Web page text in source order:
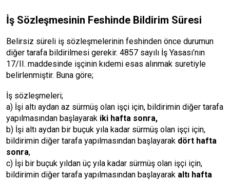
İş Sözleşmesinin Feshinde Bildirim Süresi
Belirsiz süreli iş sözleşmelerinin feshinden önce durumun
diğer tarafa bildirilmesi gerekir. 4857 sayılı İş Yasası’nın
17/II. maddesinde işçinin kıdemi esas alınmak suretiyle
belirlenmiştir. Buna göre;
İş sözleşmeleri;
a) İşi altı aydan az sürmüş olan işçi için, bildirimin diğer tarafa
yapılmasından başlayarak iki hafta sonra,
b) İşi altı aydan bir buçuk yıla kadar sürmüş olan işçi için,
bildirimin diğer tarafa yapılmasından başlayarak dört hafta
sonra,
c) İşi bir buçuk yıldan üç yıla kadar sürmüş olan işçi için,
bildirimin diğer tarafa yapılmasından başlayarak altı hafta